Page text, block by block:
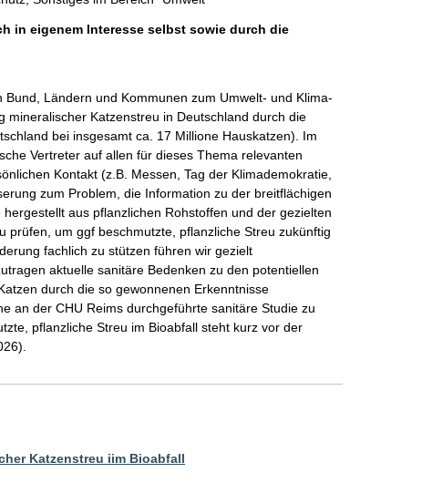
in eigenem Interesse selbst sowie durch die
Ländern und Kommunen zum Umwelt- und Klima-
mineralischer Katzenstreu in Deutschland durch die
bei insgesamt ca. 17 Millione Hauskatzen). Im
Vertreter auf allen für dieses Thema relevanten
Kontakt (z.B. Messen, Tag der Klimademokratie,
zum Problem, die Information zu der breitflächigen
aus pflanzlichen Rohstoffen und der gezielten
prüfen, um ggf beschmutzte, pflanzliche Streu zukünftig
fachlich zu stützen führen wir gezielt
aktuelle sanitäre Bedenken zu den potentiellen
durch die so gewonnenen Erkenntnisse
an der CHU Reims durchgeführte sanitäre Studie zu
pflanzliche Streu im Bioabfall steht kurz vor der
Katzenstreu iim Bioabfall